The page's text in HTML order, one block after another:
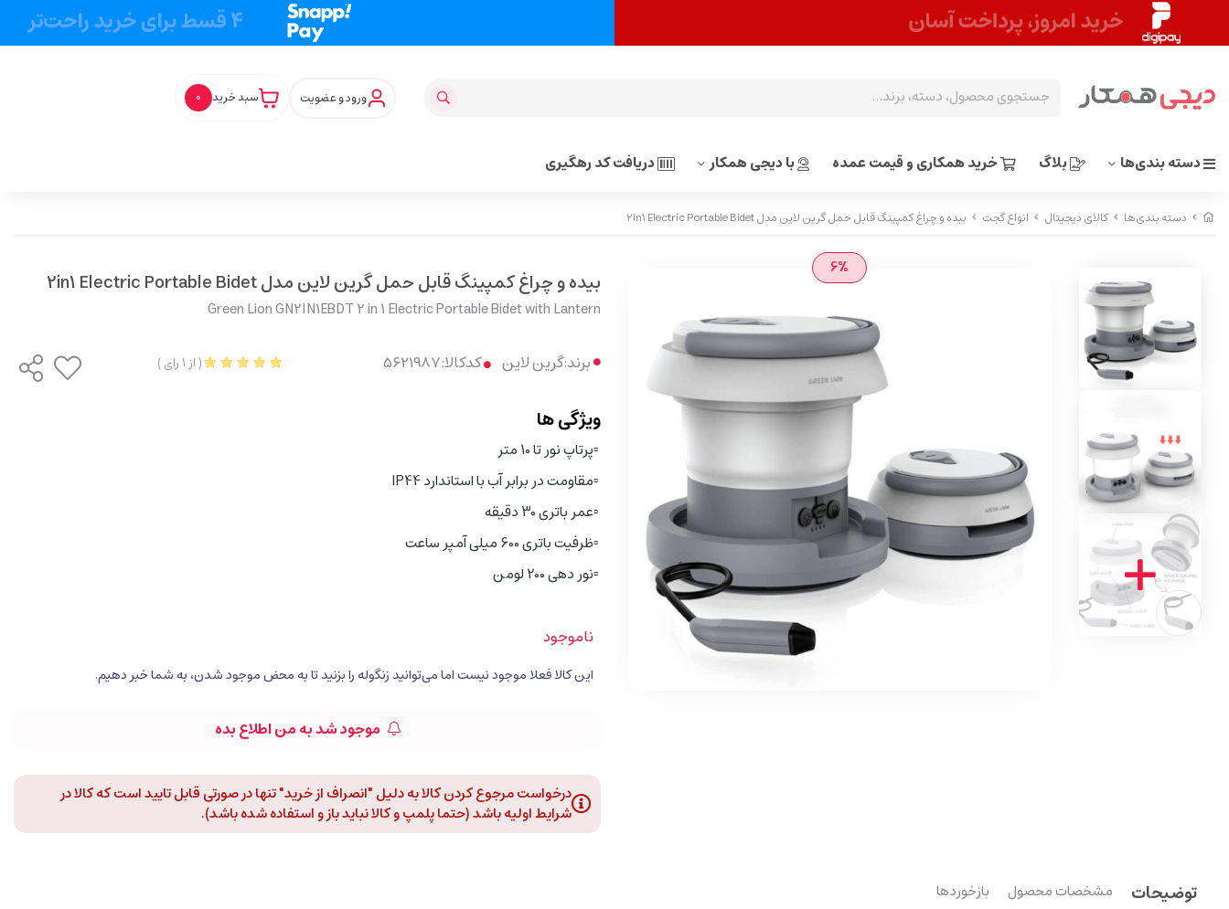
ورود و عضویت سبد خرید 0
دسته بندی‌ها بلاگ خرید همکاری و قیمت عمده با دیجی همکار دریافت کد رهگیری
دسته بندی‌ها کالای دیجیتال انواع گجت بیده و چراغ کمپینگ قابل حمل گرین لاین مدل 2in1 Electric Portable Bidet
6% بیده و چراغ کمپینگ قابل حمل گرین لاین مدل 2in1 Electric Portable Bidet
Green Lion GN2IN1EBDT 2 in 1 Electric Portable Bidet with Lantern
برند:گرین لاین کدکالا: (از 1رای)
ویژگی ها
▫️پرتاپ نور تا 10 متر
▫️مقاومت در برابر آب با استاندارد IP44
▫️عمر باتری 30 دقیقه
▫️ظرفیت باتری 600 میلی آمپر ساعت
▫️نور دهی 200 لومن
ناموجود
موجود شد به من اطلاع بده
درخواست مرجوع کردن کالا به دلیل "انصراف از خرید" تنها در صورتی قابل تایید است که کالا در
شرایط اولیه باشد (حتما پلمپ و کالا نباید باز و استفاده شده باشد).
توضیحات مشخصات محصول بازخوردها